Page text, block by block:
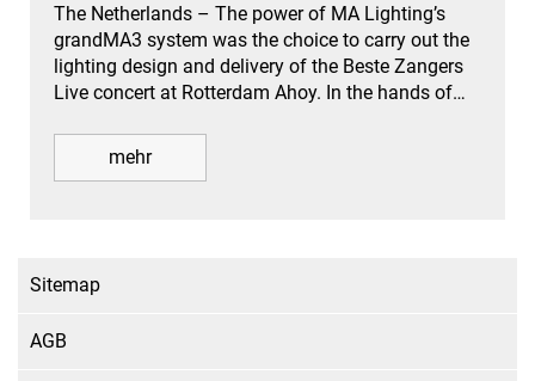
The Netherlands – The power of MA Lighting’s
grandMA3 system was the choice to carry out the
lighting design and delivery of the Beste Zangers
Live concert at Rotterdam Ahoy. In the hands of…
mehr
Sitemap
AGB